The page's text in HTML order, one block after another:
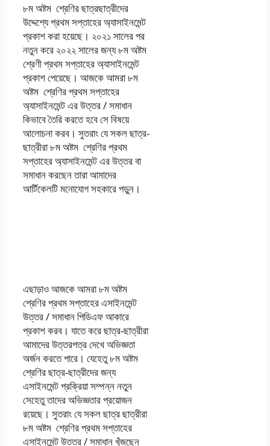
৮ম অষ্টম শ্রেণির ছাত্রছাত্রীদের
উদ্দেশ্যে প্রথম সপ্তাহের অ্যাসাইনমেন্ট
প্রকাশ করা হয়েছে। ২০২১ সালের পর
নতুন করে ২০২২ সালের জন্য ৮ম অষ্টম
শ্রেণী প্রথম সপ্তাহের অ্যাসাইনমেন্ট
প্রকাশ পেয়েছে। আজকে আমরা ৮ম
অষ্টম শ্রেণির প্রথম সপ্তাহের
অ্যাসাইনমেন্ট এর উত্তর / সমাধান
কিভাবে তৈরি করতে হবে সে বিষয়ে
আলোচনা করব। সুতরাং যে সকল ছাত্র-
ছাত্রীরা ৮ম অষ্টম শ্রেণির প্রথম
সপ্তাহের অ্যাসাইনমেন্ট এর উত্তর বা
সমাধান করছেন তারা আমাদের
আর্টিকেলটি মনোযোগ সহকারে পড়ুন।
এছাড়াও আজকে আমরা ৮ম অষ্টম
শ্রেণির প্রথম সপ্তাহের এসাইনমেন্ট
উত্তর / সমাধান পিডিএফ আকারে
প্রকাশ করব। যাতে করে ছাত্র-ছাত্রীরা
আমাদের উত্তরপত্র দেখে অভিজ্ঞতা
অর্জন করতে পারে। যেহেতু ৮ম অষ্টম
শ্রেণির ছাত্র-ছাত্রীদের জন্য
এসাইনমেন্ট প্রক্রিয়া সম্পন্ন নতুন
সেহেতু তাদের অভিজ্ঞতার প্রয়োজন
রয়েছে। সুতরাং যে সকল ছাত্র ছাত্রীরা
৮ম অষ্টম শ্রেণির প্রথম সপ্তাহের
এসাইনমেন্ট উত্তর / সমাধান খুঁজছেন